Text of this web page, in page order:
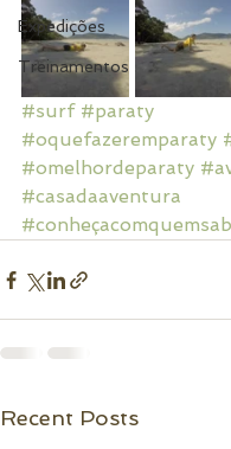
Expedições
Treinamentos
#surf #paraty
#oquefazeremparaty
#omelhordeparaty
#casadaaventura
Recent Posts